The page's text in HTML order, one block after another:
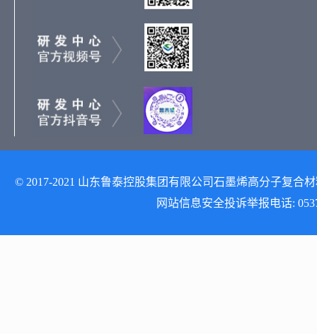
© 2017-2021 山东鲁泰控股集团有限公司石墨烯高分子复合
网站信息安全投诉举报电话: